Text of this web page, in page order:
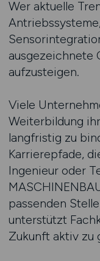
Wer aktuelle
ausgezeichnete
aufzusteigen.
Viele
Weiterbildung
langfristig zu
Karrierepfade,
Ingenieur oder
passenden
unterstützt
Zukunft aktiv zu